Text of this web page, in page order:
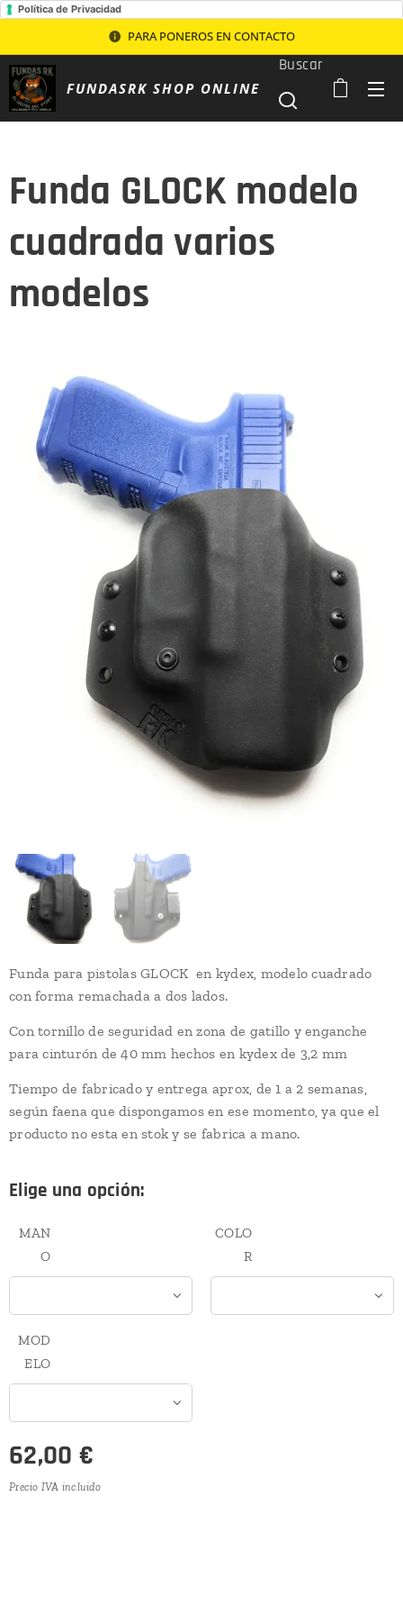
Política de Privacidad
PARA PONEROS EN CONTACTO
FUNDASRK SHOP ONLINE
Buscar
Funda GLOCK modelo
cuadrada varios
modelos
Funda para pistolas GLOCK en kydex, modelo cuadrado
con forma remachada a dos lados.
Con tornillo de seguridad en zona de gatillo y enganche
para cinturón de 40 mm hechos en kydex de 3,2 mm
Tiempo de fabricado y entrega aprox, de 1 a 2 semanas,
según faena que dispongamos en ese momento, ya que el
producto no esta en stok y se fabrica a mano.
Elige una opción:
MAN
O
COLO
R
MOD
ELO
62,00 €
Precio IVA incluido